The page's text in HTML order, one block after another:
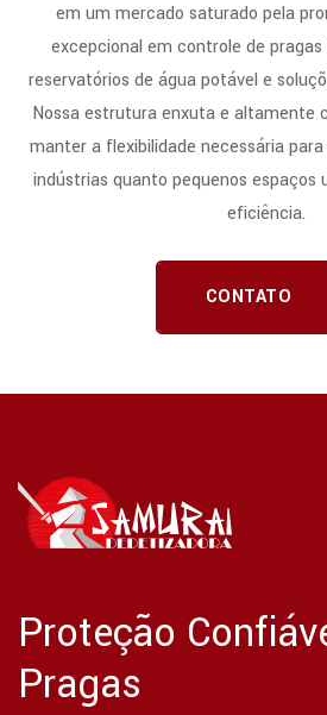
em um mercado saturado pela
excepcional em controle de
reservatórios de água potável e
Nossa estrutura enxuta e altamente
manter a flexibilidade necessária
indústrias quanto pequenos espaços
eficiência.
CONTATO
Proteção
Pragas